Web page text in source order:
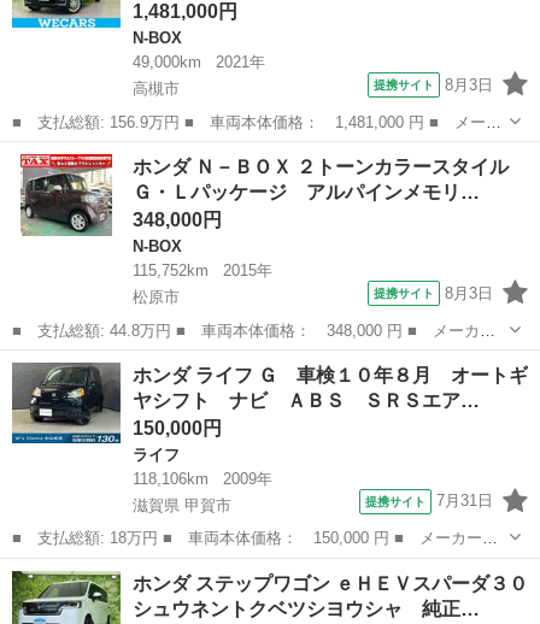
1,481,000円
N-BOX
49,000km
2021年
高槻市
提携サイト 8月3日
■ 支払総額: 156.9万円 ■ 車両本体価格： 1,481,000 円 ■ メーカ
ー名： ホンダ ■ 車種名： Ｎ－ＢＯＸカスタム ■ グレード
名： Ｌ・ターボ 新品タイヤ／保証書／純正 ＳＤナビ／ホンダセ
ンシング／両...
大阪 高槻市 N-BOX
ホンダ Ｎ－ＢＯＸ ２トーンカラースタイル
Ｇ・Ｌパッケージ アルパインメモリ…
348,000円
N-BOX
115,752km
2015年
松原市
提携サイト 8月3日
■ 支払総額: 44.8万円 ■ 車両本体価格： 348,000 円 ■ メーカー
名： ホンダ ■ 車種名： Ｎ－ＢＯＸ ■ グレード名： ２トーン
カラースタイル Ｇ・Ｌパッケージ アルパインメモリーナビ Ｂｌ
ｕｅｔｏｏｔ...
大阪 松原市 N-BOX
ホンダ ライフ Ｇ 車検１０年８月 オートギ
ヤシフト ナビ ＡＢＳ ＳＲＳエア…
150,000円
ライフ
118,106km
2009年
滋賀県 甲賀市
提携サイト 7月31日
■ 支払総額: 18万円 ■ 車両本体価格： 150,000 円 ■ メーカー
名： ホンダ ■ 車種名： ライフ ■ グレード名： Ｇ 車検１０
年８月 オートギヤシフト ナビ ＡＢＳ ＳＲＳエアバッグ ヘッ
ドライトレベライ...
滋賀 甲賀市 ライフ
ホンダ ステップワゴン ｅＨＥＶスパーダ３０
シュウネントクベツシヨウシャ 純正…